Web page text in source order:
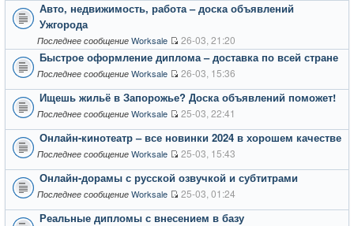
Авто, недвижимость, работа – доска объявлений
Ужгорода
Последнее сообщение Worksale 26-03, 21:20
Быстрое оформление диплома – доставка по всей стране
Последнее сообщение Worksale 26-03, 15:36
Ищешь жильё в Запорожье? Доска объявлений поможет!
Последнее сообщение Worksale 25-03, 22:41
Онлайн-кинотеатр – все новинки 2024 в хорошем качестве
Последнее сообщение Worksale 25-03, 15:43
Онлайн-дорамы с русской озвучкой и субтитрами
Последнее сообщение Worksale 25-03, 01:24
Реальные дипломы с внесением в базу